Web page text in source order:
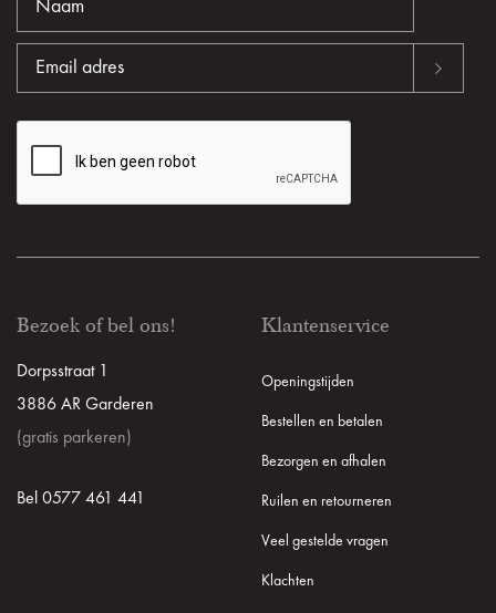
Bezoek of bel ons!
Dorpsstraat 1
3886 AR Garderen
(gratis parkeren)
Bel 0577 461 441
Klantenservice
Openingstijden
Bestellen en betalen
Bezorgen en afhalen
Ruilen en retourneren
Veel gestelde vragen
Klachten